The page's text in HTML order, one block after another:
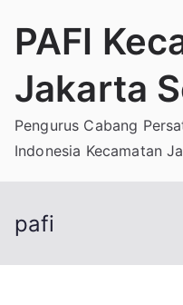
PAFI
Jakarta
Pengurus Cabang
Indonesia Kecamatan
pafi